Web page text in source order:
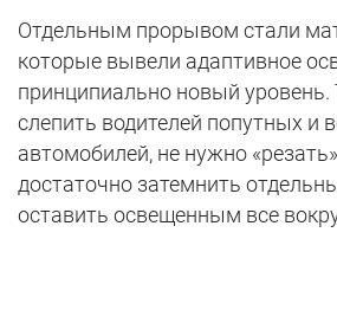
Отдельным прорывом стали
которые вывели адаптивное
принципиально новый уровень.
слепить водителей попутных и
автомобилей, не нужно
достаточно затемнить
оставить освещенным все